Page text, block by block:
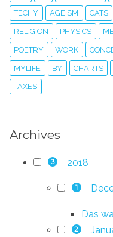
TECHY AGEISM CATS
RELIGION PHYSICS
POETRY WORK
MYLIFE BY CHARTS
TAXES
Archives
3 2018
1
Das
2